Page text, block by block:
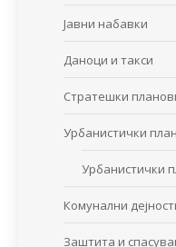
Јавни набавки
Даноци и такси
Стратешки
Урбанистички
Урбанистички
Комунални
Заштита и